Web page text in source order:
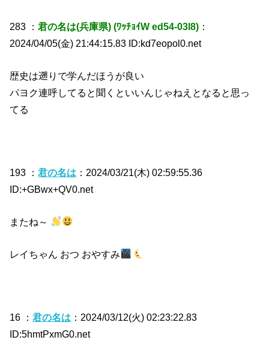
283 ：君の名は(兵庫県) (ﾜｯﾁｮｲW ed54-03l8) ：
2024/04/05(金) 21:44:15.83 ID:kd7eopol0.net
歴史は遡りで学んだほうが良い
パヨク連呼してると聞くといいんじゃねえとなると思っ
てる
193 ：君の名は ：2024/03/21(木) 02:59:55.36
ID:+GBwx+QV0.net
またね～
レイちゃん おつ おやすみ
16 ：君の名は ：2024/03/12(火) 02:23:22.83
ID:5hmtPxmG0.net